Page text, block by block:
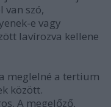
van szó,
e vagy
lavírozva kellene
meglelné a tertium
között.
A megelőző,